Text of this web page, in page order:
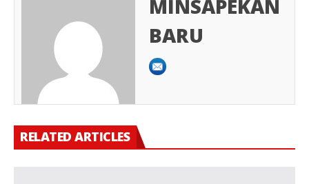
MINSAPEKAN
BARU
RELATED ARTICLES